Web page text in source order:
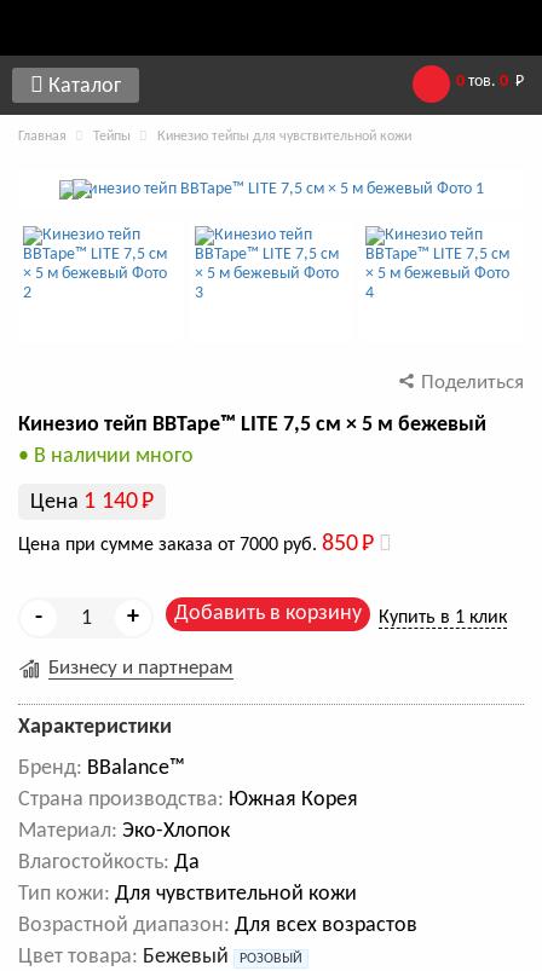
Каталог 0 тов. 0 Р
Главная Тейпы Кинезио тейпы для чувствительной кожи
Поделиться
Кинезио тейп BBTape™ LITE 7,5 см × 5 м бежевый
• В наличии много
Цена 1 140Р
Цена при сумме заказа от 7000 руб. 850Р
- + Добавить в корзину Купить в 1 клик
Бизнесу и партнерам
Характеристики
Бренд: BBalance™
Cтрана производства: Южная Корея
Материал: Эко-Хлопок
Влагостойкость: Да
Тип кожи: Для чувствительной кожи
Возрастной диапазон: Для всех возрастов
Цвет товара: Бежевый РОЗОВЫЙ